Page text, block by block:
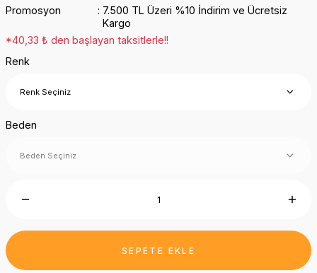
Promosyon
7.500 TL Üzeri %10 İndirim ve Ücretsiz
Kargo
*40,33 ₺ den başlayan taksitlerle!!
Renk
Beden
SEPETE EKLE